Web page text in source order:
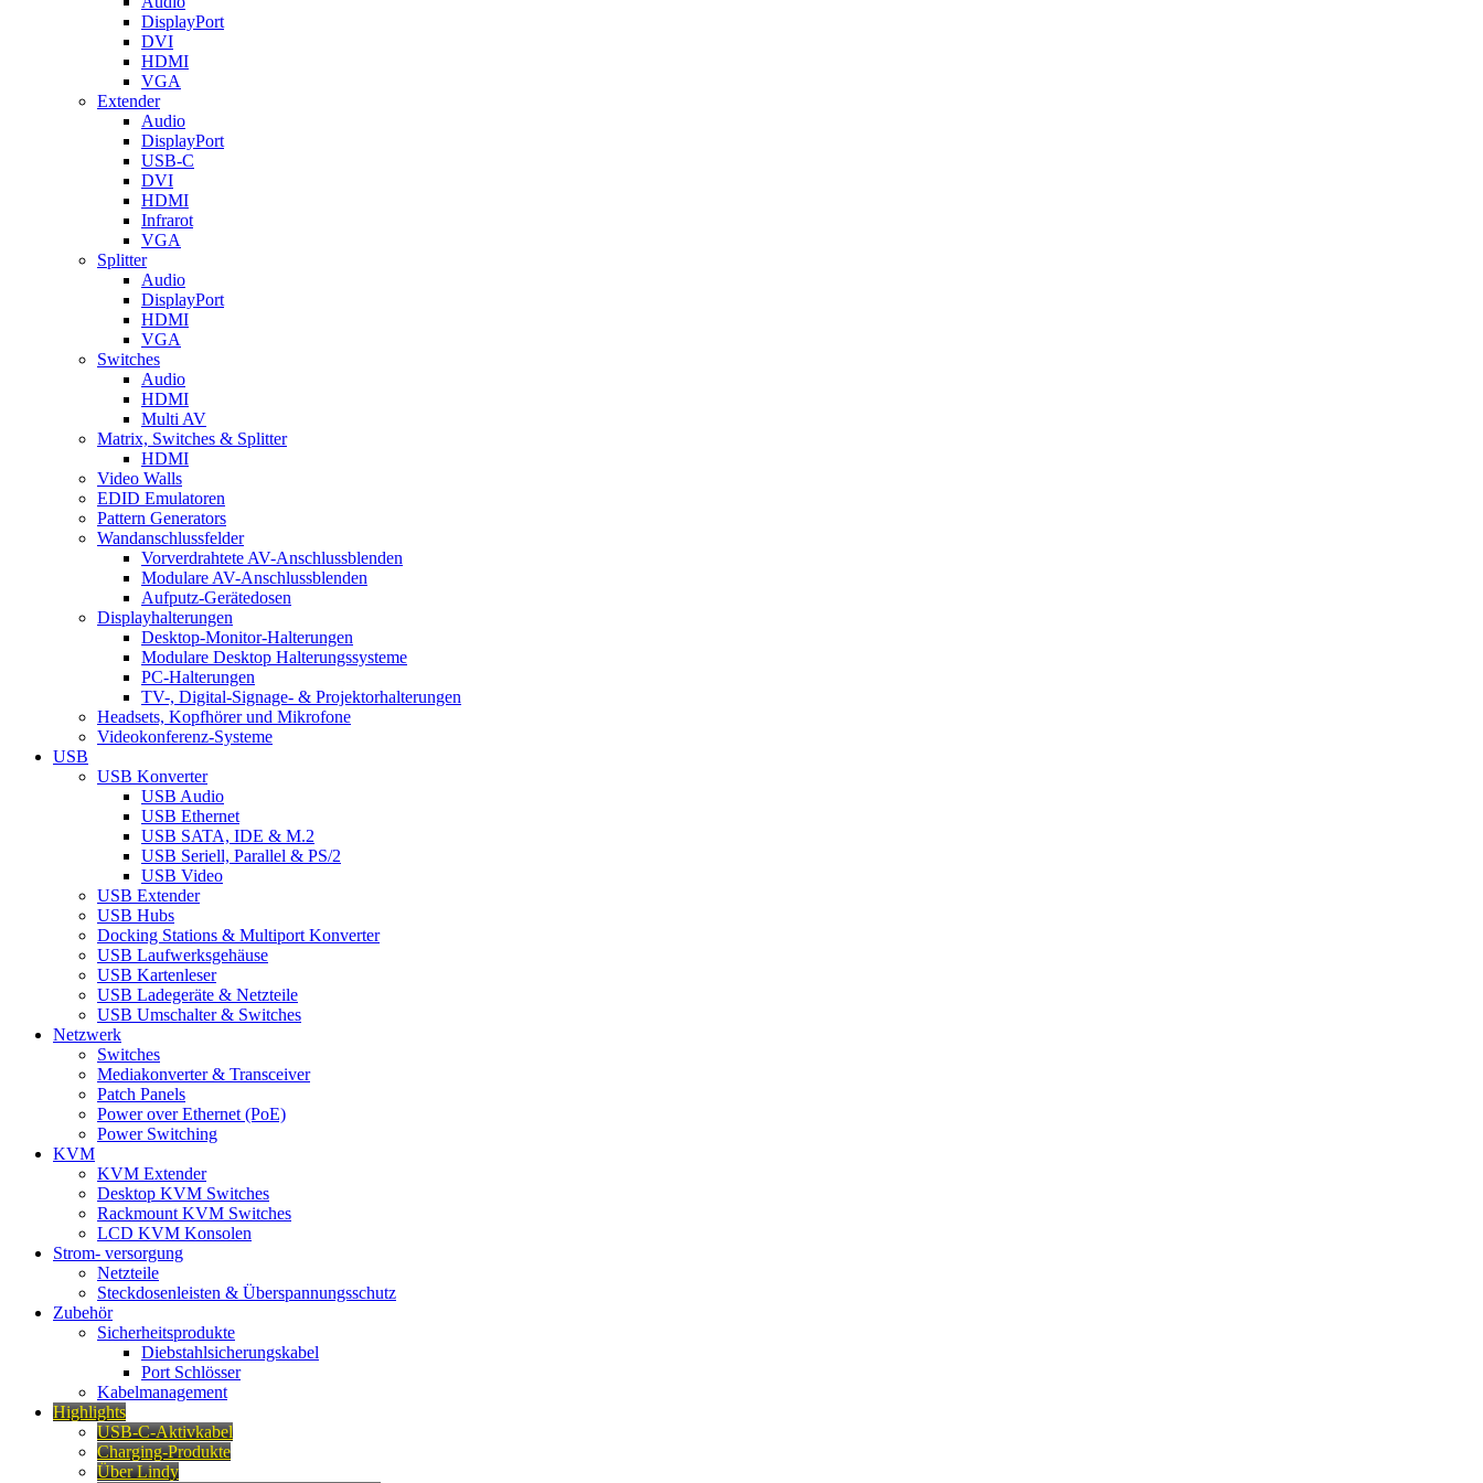
DisplayPort
DVI
HDMI
VGA
Extender
Audio
DisplayPort
USB-C
DVI
HDMI
Infrarot
VGA
Splitter
Audio
DisplayPort
HDMI
VGA
Switches
Audio
HDMI
Multi AV
Matrix, Switches & Splitter
HDMI
Video Walls
EDID Emulatoren
Pattern Generators
Wandanschlussfelder
Vorverdrahtete AV-Anschlussblenden
Modulare AV-Anschlussblenden
Aufputz-Gerätedosen
Displayhalterungen
Desktop-Monitor-Halterungen
Modulare Desktop Halterungssysteme
PC-Halterungen
TV-, Digital-Signage- & Projektorhalterungen
Headsets, Kopfhörer und Mikrofone
Videokonferenz-Systeme
USB
USB Konverter
USB Audio
USB Ethernet
USB SATA, IDE & M.2
USB Seriell, Parallel & PS/2
USB Video
USB Extender
USB Hubs
Docking Stations & Multiport Konverter
USB Laufwerksgehäuse
USB Kartenleser
USB Ladegeräte & Netzteile
USB Umschalter & Switches
Netzwerk
Switches
Mediakonverter & Transceiver
Patch Panels
Power over Ethernet (PoE)
Power Switching
KVM
KVM Extender
Desktop KVM Switches
Rackmount KVM Switches
LCD KVM Konsolen
Strom- versorgung
Netzteile
Steckdosenleisten & Überspannungsschutz
Zubehör
Sicherheitsprodukte
Diebstahlsicherungskabel
Port Schlösser
Kabelmanagement
Highlights
USB-C-Aktivkabel
Charging-Produkte
Über Lindy